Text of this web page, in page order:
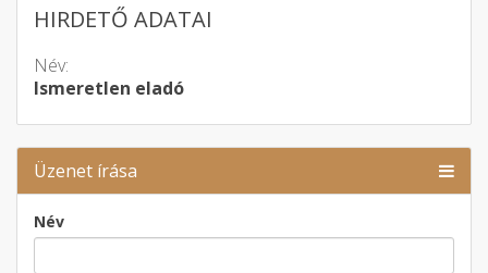
HIRDETŐ ADATAI
Név:
Ismeretlen eladó
Üzenet írása
Név